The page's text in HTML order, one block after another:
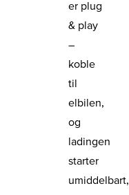
er plug
& play
–
koble
til
elbilen,
og
ladingen
starter
umiddelbart,